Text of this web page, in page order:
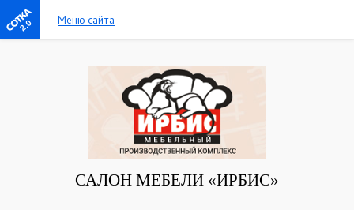
2.0 Меню сайта
САЛОН МЕБЕЛИ «ИРБИС»